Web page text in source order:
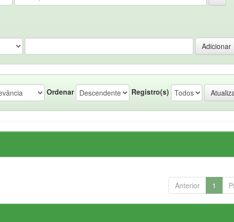
Ordenar Registro(s)
Anterior 1